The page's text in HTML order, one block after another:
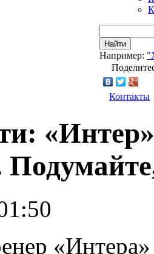
Найти
Например:
Контакты